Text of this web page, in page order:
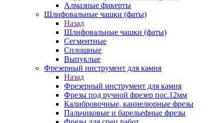
Алмазные фикерты
Шлифовальные чашки (фаты)
Назад
Шлифовальные чашки (фаты)
Сегментные
Сплошные
Выпуклые
Фрезерный инструмент для камня
Назад
Фрезерный инструмент для камня
Фрезы под ручной фрезер пос.12мм
Калибровочные, каннелюрные фрезы
Пальчиковые и барельефные фрезы